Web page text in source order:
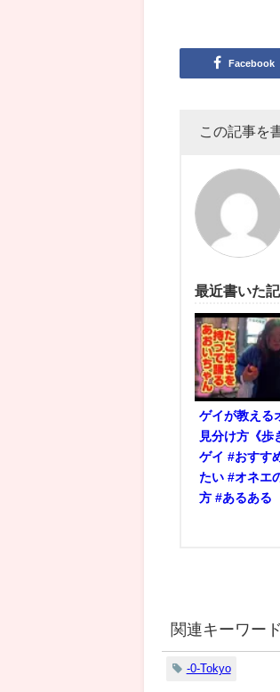
Facebook
この記事を
最近書いた
ゲイが教える
見分け方《歩
ゲイ #おすす
たい #オネエ
方 #あるある
関連キーワード
-0-Tokyo